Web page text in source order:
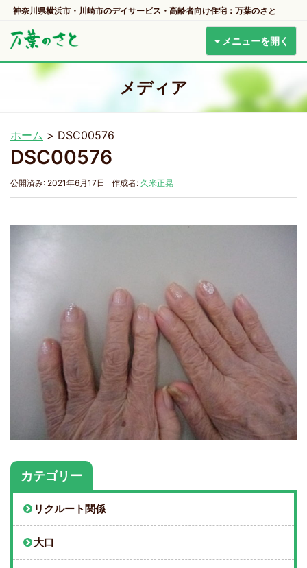
神奈川県横浜市・川崎市のデイサービス・高齢者向け住宅：万葉のさと
メニューを開く
メディア
ホーム > DSC00576
DSC00576
公開済み: 2021年6月17日 作成者: 久米正晃
カテゴリー
リクルート関係
大口